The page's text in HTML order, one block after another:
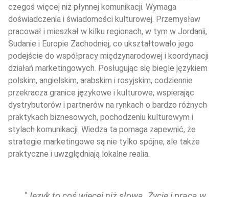
czegoś więcej niż płynnej komunikacji. Wymaga
doświadczenia i świadomości kulturowej. Przemysław
pracował i mieszkał w kilku regionach, w tym w Jordanii,
Sudanie i Europie Zachodniej, co ukształtowało jego
podejście do współpracy międzynarodowej i koordynacji
działań marketingowych. Posługując się biegle językiem
polskim, angielskim, arabskim i rosyjskim, codziennie
przekracza granice językowe i kulturowe, wspierając
dystrybutorów i partnerów na rynkach o bardzo różnych
praktykach biznesowych, pochodzeniu kulturowym i
stylach komunikacji. Wiedza ta pomaga zapewnić, że
strategie marketingowe są nie tylko spójne, ale także
praktyczne i uwzględniają lokalne realia.